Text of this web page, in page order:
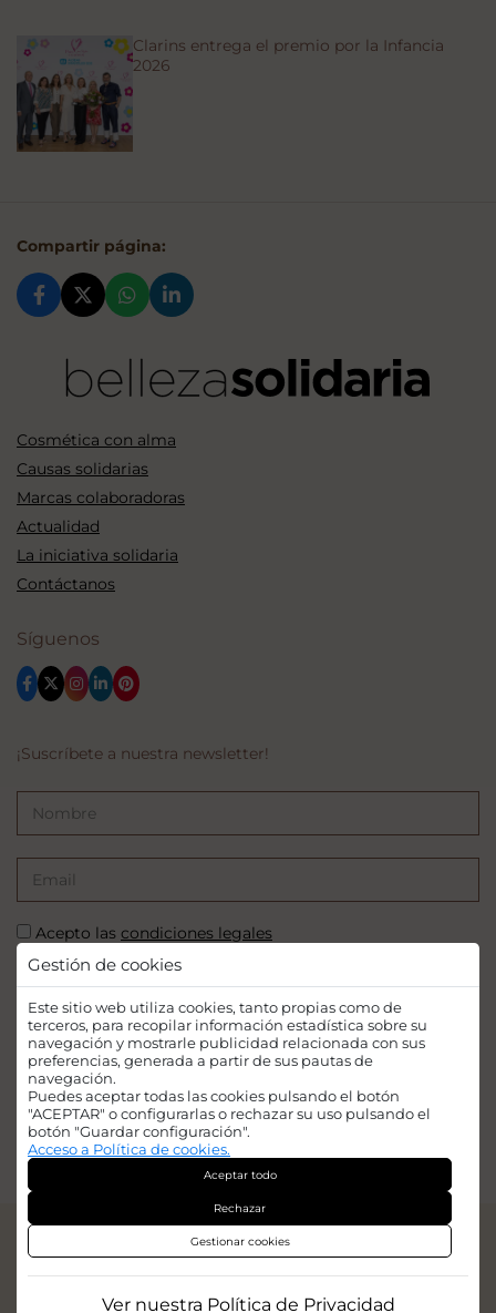
Gestión de cookies
Este sitio web utiliza cookies, tanto propias como de
terceros, para recopilar información estadística sobre su
navegación y mostrarle publicidad relacionada con sus
preferencias, generada a partir de sus pautas de
navegación.
Puedes aceptar todas las cookies pulsando el botón
"ACEPTAR" o configurarlas o rechazar su uso pulsando el
botón "Guardar configuración".
Acceso a Política de cookies.
Aceptar todo
Rechazar
Gestionar cookies
Ver nuestra Política de Privacidad
Clarins entrega el premio por la Infancia
2026
Compartir página:
Cosmética con alma
Causas solidarias
Marcas colaboradoras
Actualidad
La iniciativa solidaria
Contáctanos
Síguenos
¡Suscríbete a nuestra newsletter!
Acepto las condiciones legales
Financiado por la Unión Europea - NextGenerationEU. Sin embargo, los
puntos de vista y las opiniones expresadas son únicamente los del autor o
autores y no reflejan necesariamente los de la Unión Europea o la Comisión
consideradas responsables de las mismas.
© 2026 Iridian Web Engine
Política de privacidad